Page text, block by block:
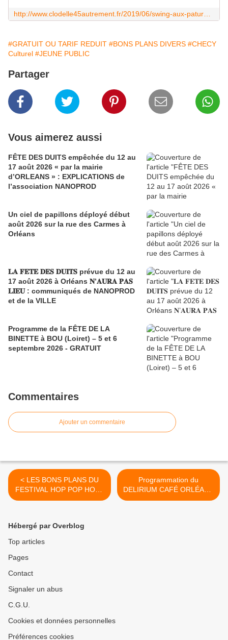
#GRATUIT OU TARIF REDUIT #BONS PLANS DIVERS #CHECY
Culturel #JEUNE PUBLIC
Partager
Vous aimerez aussi
FÊTE DES DUITS empêchée du 12 au
17 août 2026 « par la mairie
d’ORLEANS » : EXPLICATIONS de
l’association NANOPROD
Un ciel de papillons déployé début
août 2026 sur la rue des Carmes à
Orléans
𝐋𝐀 𝐅𝐄𝐓𝐄 𝐃𝐄𝐒 𝐃𝐔𝐈𝐓𝐒 prévue du 12 au
17 août 2026 à Orléans 𝐍’𝐀𝐔𝐑𝐀 𝐏𝐀𝐒
𝐋𝐈𝐄𝐔 : communiqués de NANOPROD
et de la VILLE
Programme de la FÊTE DE LA
BINETTE à BOU (Loiret) – 5 et 6
septembre 2026 - GRATUIT
Commentaires
Ajouter un commentaire
< LES BONS PLANS DU
FESTIVAL HOP POP HOP :
le OFF GRATUIT,
CASHLESS
Programmation du
DELIRIUM CAFÉ ORLÉANS
entre le 3 octobre et le 12
Hébergé par Overblog
Top articles
Pages
Contact
Signaler un abus
C.G.U.
Cookies et données personnelles
Préférences cookies